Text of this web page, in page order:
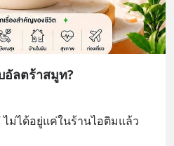
อัลตร้าสมูท?
ไม่ได้อยู่แค่ในร้านไอติมแล้ว